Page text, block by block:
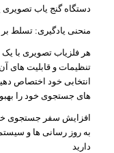
دستگاه گنج یاب تصویری
منحنی یادگیری: تسلط
هر فلزیاب تصویری با
تنظیمات و قابلیت های
انتخابی خود اختصاص
های جستجوی خود را
افزایش سفر جستجوی
به روز رسانی ها و
دارید